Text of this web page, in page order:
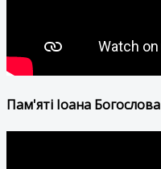
Пам'яті Іоана Богослова